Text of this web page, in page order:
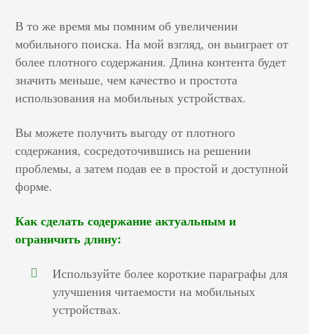
В то же время мы помним об увеличении
мобильного поиска. На мой взгляд, он выиграет от
более плотного содержания. Длина контента будет
значить меньше, чем качество и простота
использования на мобильных устройствах.
Вы можете получить выгоду от плотного
содержания, сосредоточившись на решении
проблемы, а затем подав ее в простой и доступной
форме.
Как сделать содержание актуальным и
ограничить длину:
Используйте более короткие параграфы для
улучшения читаемости на мобильных
устройствах.